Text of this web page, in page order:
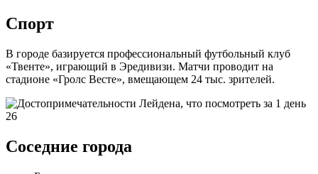
Спорт
В городе базируется профессиональный футбольный клуб
«Твенте», играющий в Эредивизи. Матчи проводит на
стадионе «Гролс Весте», вмещающем 24 тыс. зрителей.
Соседние города